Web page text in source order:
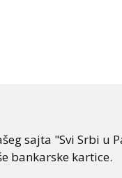
sajta "Svi Srbi u
bankarske kartice.